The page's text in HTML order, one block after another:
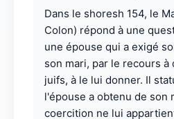
Dans le shoresh 154, le
Colon) répond à une
une épouse qui a exigé
son mari, par le recours à
juifs, à le lui donner. Il
l'épouse a obtenu de son
coercition ne lui